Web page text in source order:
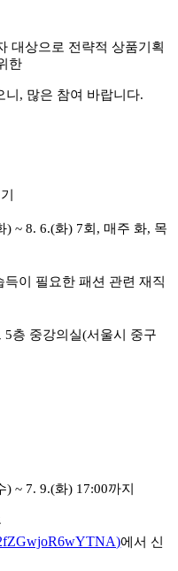
대상으로 전략적 상품기획
한
, 많은 참여 바랍니다.
기
) ~ 8. 6.(화) 7회 , 매주 화, 목
득이 필요한 패션 관련 재직
5층 중강의실(서울시 중구
) ~ 7. 9.(화) 17:00까지
에서 신